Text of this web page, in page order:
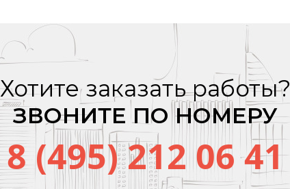
Хотите заказать работы?
ЗВОНИТЕ ПО НОМЕРУ
8 (495) 212 06 41